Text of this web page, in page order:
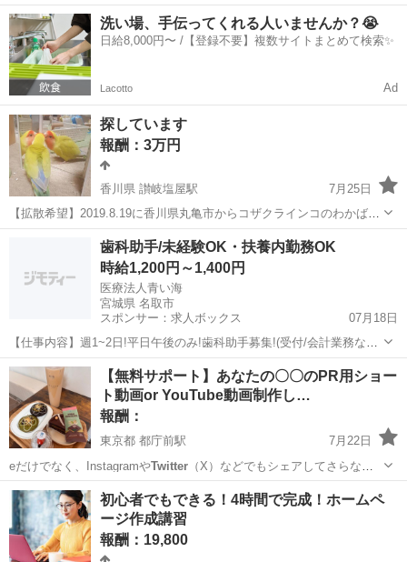
はこれ以外…
神奈川 横浜市 綱島駅 教えて
洗い場、手伝ってくれる人いませんか？😭
日給8,000円〜 /【登録不要】複数サイトまとめて検索✨
Lacotto Ad
探しています
報酬：3万円
香川県 讃岐塩屋駅
7月25日
【拡散希望】2019.8.19に香川県丸亀市からコザクラインコのわかばを
迷子にさせてしまいました。写真の子、見かけませんでしたか？保護
されていませんか？お近くで保護した話、見かけた話聞きませんか？
些細な情報でもいいのでご協力...
讃岐塩屋駅 その他 インコ
歯科助手/未経験OK・扶養内勤務OK
時給1,200円～1,400円
医療法人青い海
宮城県 名取市
スポンサー：求人ボックス
07月18日
【仕事内容】週1~2日!平日午後のみ!歯科助手募集!(受付/会計業務なし)
未経験歓迎! ・診療準備、後片付け ・来院された患者様の簡単なご案
内 ・院内の器具消毒、片付け、清掃 ・その他院内業務 患者様が安心
して過ごせるよう、清潔で...
アルバイト・パート
【無料サポート】あなたの〇〇のPR用ショー
ト動画or YouTube動画制作し…
報酬：
東京都 都庁前駅
7月22日
eだけでなく、InstagramやTwitter（X）などでもシェアしてさらなる
露…
東京 新宿区 都庁前駅 手伝いたい/助けたい
初心者でもできる！4時間で完成！ホームペ
ージ作成講習
報酬：19,800